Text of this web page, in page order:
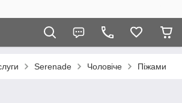
Serenade Чоловіче Піжами